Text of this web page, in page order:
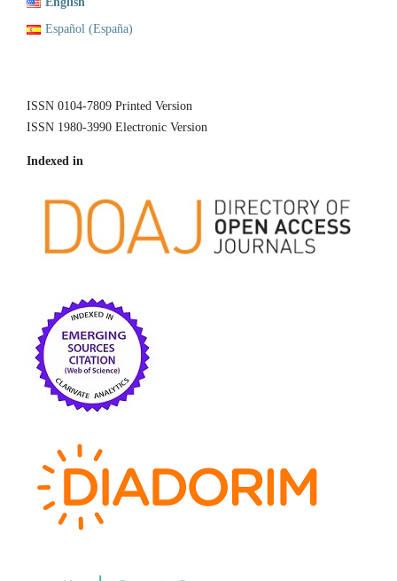
Español (España)
ISSN 0104-7809 Printed Version
ISSN 1980-3990 Electronic Version
Indexed in